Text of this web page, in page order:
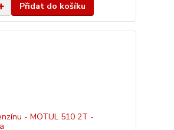
Přidat do košíku